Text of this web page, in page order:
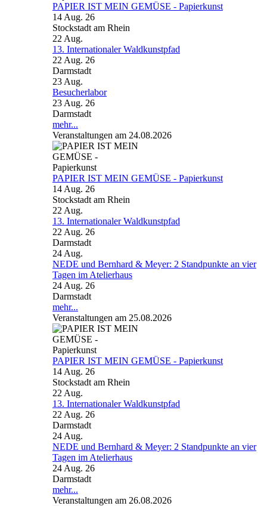
PAPIER IST MEIN GEMÜSE - Papierkunst
14 Aug. 26
Stockstadt am Rhein
22 Aug.
13. Internationaler Waldkunstpfad
22 Aug. 26
Darmstadt
23 Aug.
Besucherlabor
23 Aug. 26
Darmstadt
mehr...
Veranstaltungen am 24.08.2026
PAPIER IST MEIN GEMÜSE - Papierkunst
14 Aug. 26
Stockstadt am Rhein
22 Aug.
13. Internationaler Waldkunstpfad
22 Aug. 26
Darmstadt
24 Aug.
NEDE und Bernhard & Meyer: 2 Standpunkte an vier
Tagen im Atelierhaus
24 Aug. 26
Darmstadt
mehr...
Veranstaltungen am 25.08.2026
PAPIER IST MEIN GEMÜSE - Papierkunst
14 Aug. 26
Stockstadt am Rhein
22 Aug.
13. Internationaler Waldkunstpfad
22 Aug. 26
Darmstadt
24 Aug.
NEDE und Bernhard & Meyer: 2 Standpunkte an vier
Tagen im Atelierhaus
24 Aug. 26
Darmstadt
mehr...
Veranstaltungen am 26.08.2026